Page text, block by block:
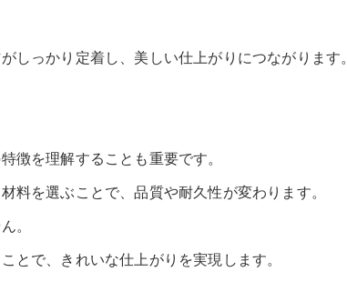
しっかり定着し、美しい仕上がりにつながります。
徴を理解することも重要です。
料を選ぶことで、品質や耐久性が変わります。
。
とで、きれいな仕上がりを実現します。